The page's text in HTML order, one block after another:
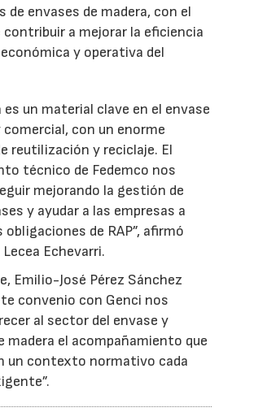
de envases de madera, con el
a mejorar la eficiencia
y operativa del
es un material clave en el envase
con un enorme
reutilización y reciclaje. El
técnico de Fedemco nos
mejorando la gestión de
y ayudar a las empresas a
obligaciones de RAP”, afirmó
Lecea Echevarri.
Emilio-José Pérez Sánchez
convenio con Genci nos
al sector del envase y
madera el acompañamiento que
un contexto normativo cada